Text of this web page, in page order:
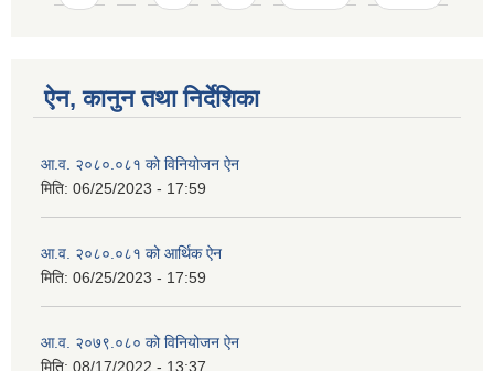
ऐन, कानुन तथा निर्देशिका
आ.व. २०८०.०८१ को विनियोजन ऐन
मिति: 06/25/2023 - 17:59
आ.व. २०८०.०८१ को आर्थिक ऐन
मिति: 06/25/2023 - 17:59
आ.व. २०७९.०८० को विनियोजन ऐन
मिति: 08/17/2022 - 13:37